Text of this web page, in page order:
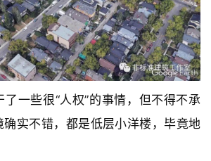
了一些很“人权”的事情，但不得不承
实不错，都是低层小洋楼，毕竟地